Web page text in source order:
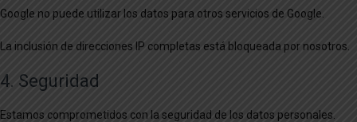
Google no puede utilizar los datos para otros servicios de Google.
La inclusión de direcciones IP completas está bloqueada por nosotros.
4. Seguridad
Estamos comprometidos con la seguridad de los datos personales.